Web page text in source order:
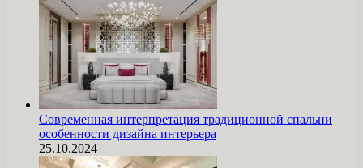
Современная интерпретация традиционной спальни
особенности дизайна интерьера
25.10.2024